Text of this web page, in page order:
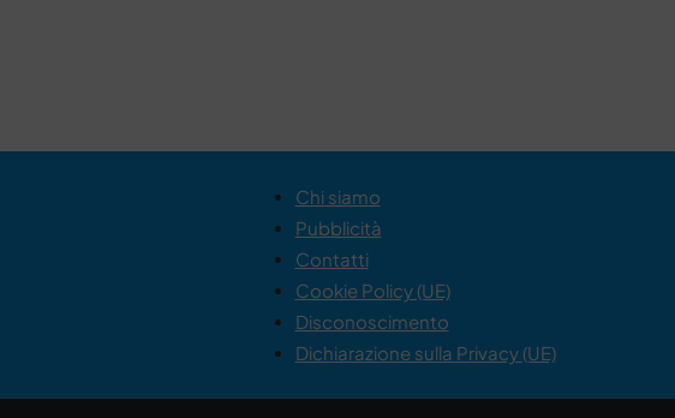
Chi siamo
Pubblicità
Contatti
Cookie Policy (UE)
Disconoscimento
Dichiarazione sulla Privacy (UE)